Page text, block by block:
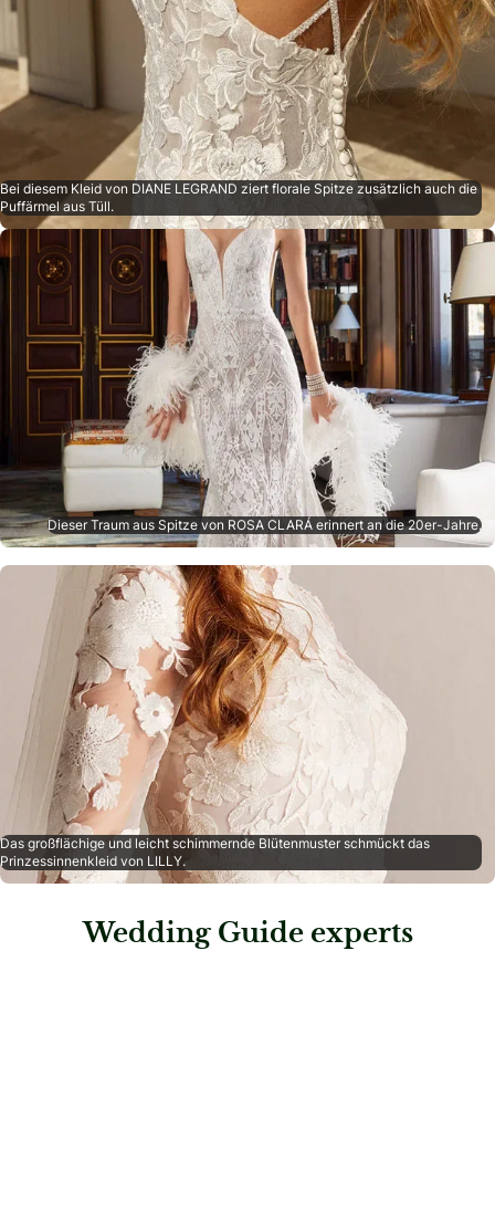
Bei diesem Kleid von DIANE LEGRAND ziert florale Spitze zusätzlich auch die
Puffärmel aus Tüll.
Dieser Traum aus Spitze von ROSA CLARÁ erinnert an die 20er-Jahre.
Das großflächige und leicht schimmernde Blütenmuster schmückt das
Prinzessinnenkleid von LILLY.
Wedding Guide experts